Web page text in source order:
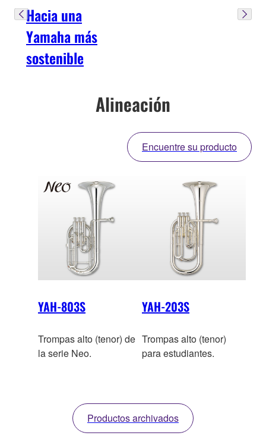
Hacia una
Yamaha más
sostenible
Alineación
Encuentre su producto
YAH-803S
Trompas alto (tenor) de
la serie Neo.
YAH-203S
Trompas alto (tenor)
para estudiantes.
Productos archivados